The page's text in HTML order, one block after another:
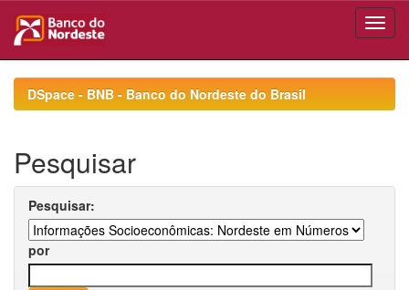
navigationDSpace - BNB - Banco do Nordeste do Brasil
Pesquisar
Pesquisar:
por